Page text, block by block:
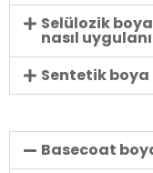
Selülozik
nasıl
Sentetik
Basecoat